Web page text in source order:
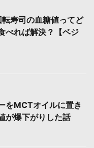
転寿司の血糖値ってど
べれば解決？【ベジ
をMCTオイルに置き
が爆下がりした話